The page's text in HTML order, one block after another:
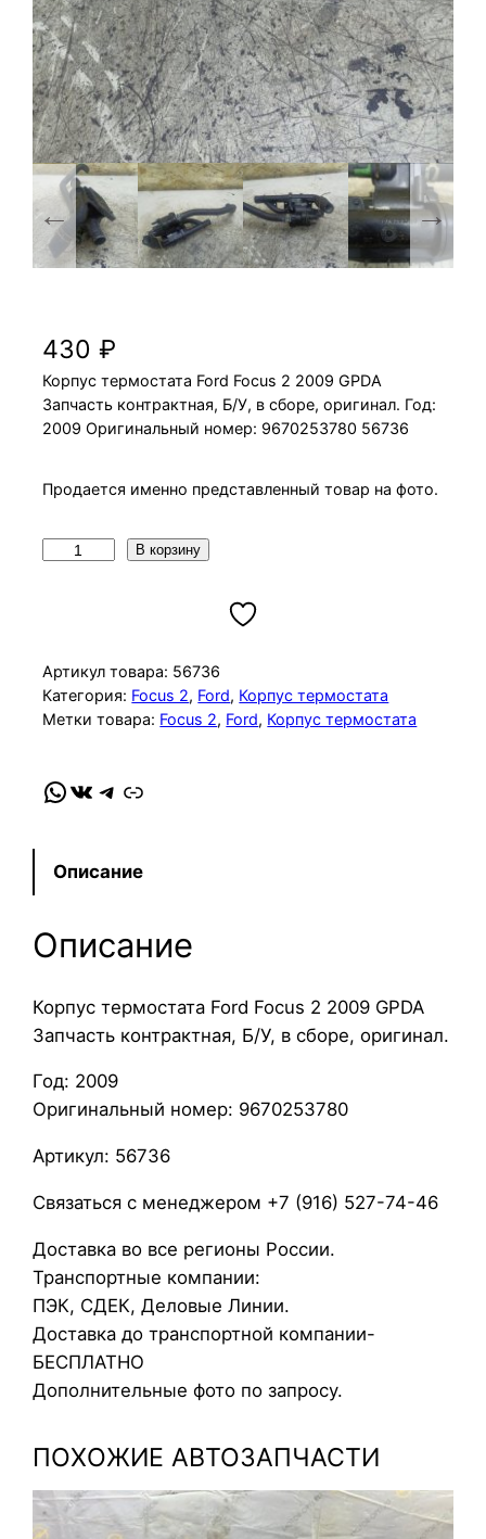
430₽
Корпус термостата Ford Focus 2 2009 GPDA
Запчасть контрактная, Б/У, в сборе, оригинал. Год:
2009 Оригинальный номер: 9670253780 56736
Продается именно представленный товар на фото.
ч
е
с
в
о
р
К
о
п
у
т
е
м
о
с
т
а
т
F
r
В корзину
Артикул товара: 56736
Категория: Focus 2, Ford, Корпус термостата
Метки товара: Focus 2, Ford, Корпус термостата
WhatsApp VK Telegram Link
Описание
Описание
Корпус термостата Ford Focus 2 2009 GPDA
Запчасть контрактная, Б/У, в сборе, оригинал.
Год: 2009
Оригинальный номер: 9670253780
Артикул: 56736
Связаться с менеджером +7 (916) 527-74-46
Доставка во все регионы России.
Транспортные компании:
ПЭК, СДЕК, Деловые Линии.
Доставка до транспортной компании-
БЕСПЛАТНО
Дополнительные фото по запросу.
ПОХОЖИЕ АВТОЗАПЧАСТИ